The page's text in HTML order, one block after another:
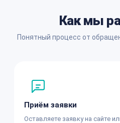
Как мы
Понятный процесс от
Приём заявки
Оставляете заявку на сайте